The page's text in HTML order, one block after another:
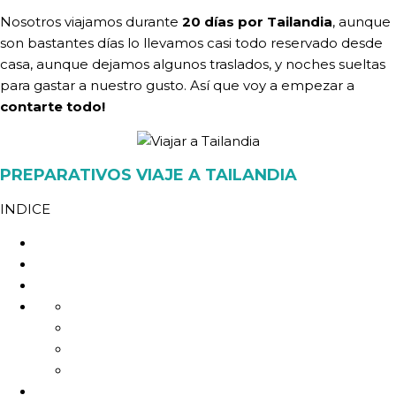
Nosotros viajamos durante 20 días por Tailandia, aunque
son bastantes días lo llevamos casi todo reservado desde
casa, aunque dejamos algunos traslados, y noches sueltas
para gastar a nuestro gusto. Así que voy a empezar a
contarte todo!
PREPARATIVOS VIAJE A TAILANDIA
INDICE